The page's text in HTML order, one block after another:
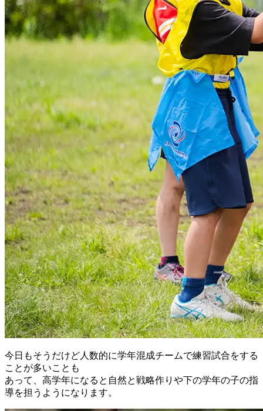
今日もそうだけど人数的に学年混成チームで練習試合をする
ことが多いことも
あって、高学年になると自然と戦略作りや下の学年の子の指
導を担うようになります。